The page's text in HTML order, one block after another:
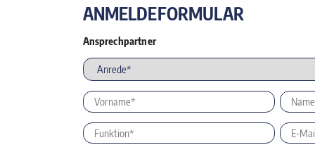
ANMELDEFORMULAR
Ansprechpartner